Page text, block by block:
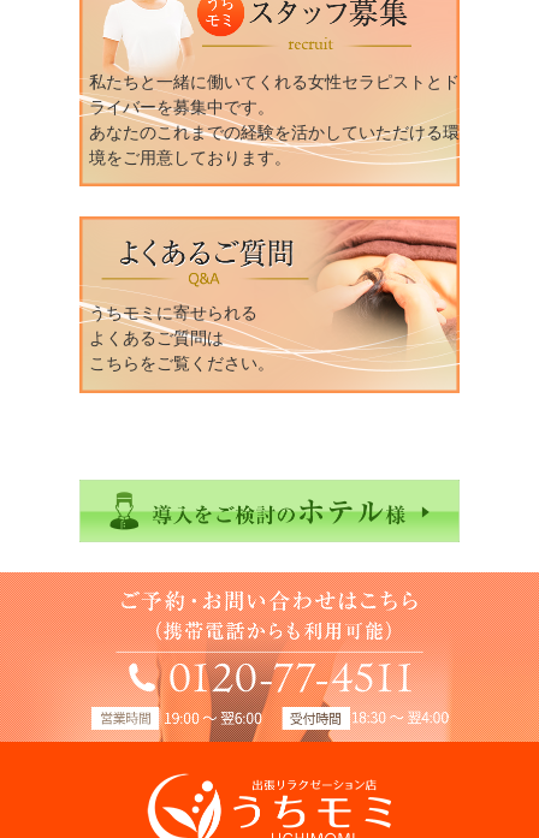
私たちと一緒に働いてくれる女性セラピストとド
ライバーを募集中です。
あなたのこれまでの経験を活かしていただける環
境をご用意しております。
うちモミに寄せられる
よくあるご質問は
こちらをご覧ください。